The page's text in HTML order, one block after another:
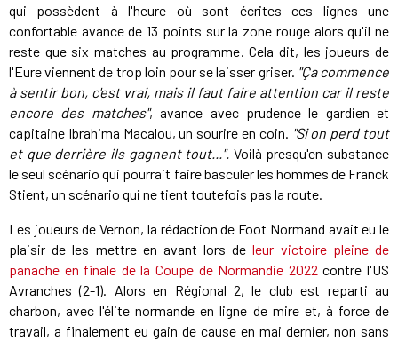
qui possèdent à l'heure où sont écrites ces lignes une
confortable avance de 13 points sur la zone rouge alors qu'il ne
reste que six matches au programme. Cela dit, les joueurs de
l'Eure viennent de trop loin pour se laisser griser. "Ça commence
à sentir bon, c'est vrai, mais il faut faire attention car il reste
encore des matches", avance avec prudence le gardien et
capitaine Ibrahima Macalou, un sourire en coin. "Si on perd tout
et que derrière ils gagnent tout...". Voilà presqu'en substance
le seul scénario qui pourrait faire basculer les hommes de Franck
Stient, un scénario qui ne tient toutefois pas la route.
Les joueurs de Vernon, la rédaction de Foot Normand avait eu le
plaisir de les mettre en avant lors deleur victoire pleine de
panache en finale de la Coupe de Normandie 2022 contre l'US
Avranches (2-1). Alors en Régional 2, le club est reparti au
charbon, avec l'élite normande en ligne de mire et, à force de
travail, a finalement eu gain de cause en mai dernier, non sans